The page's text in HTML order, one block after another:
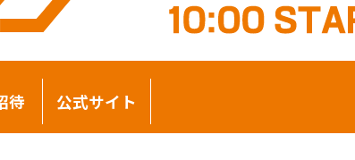
待 公式サイト